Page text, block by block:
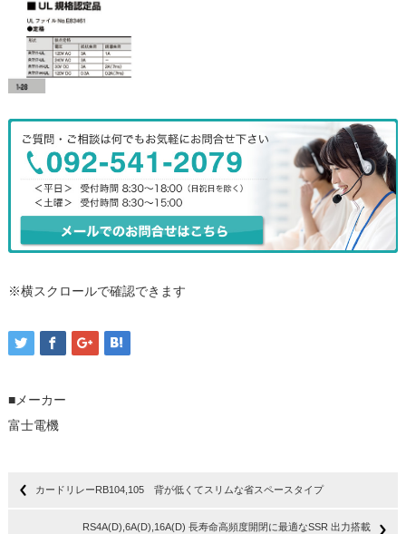
※横スクロールで確認できます
■メーカー
富士電機
カードリレーRB104,105 背が低くてスリムな省スペースタイプ
RS4A(D),6A(D),16A(D) 長寿命高頻度開閉に最適なSSR 出力搭載